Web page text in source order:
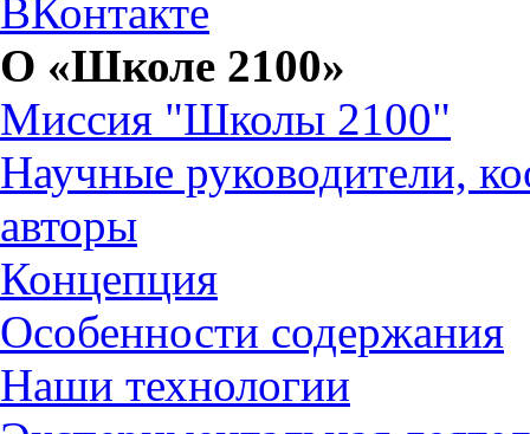
ВКонтакте
О «Школе 2100»
Миссия "Школы 2100"
Научные руководители,
авторы
Концепция
Особенности содержания
Наши технологии